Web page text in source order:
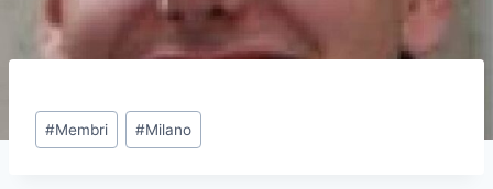
Tag
articolo:
#Membri #Milano